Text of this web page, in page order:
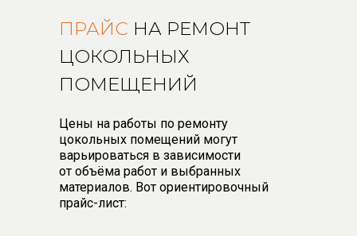
ПРАЙС НА РЕМОНТ
ЦОКОЛЬНЫХ
ПОМЕЩЕНИЙ
Цены на работы по ремонту
цокольных помещений могут
варьироваться в зависимости
от объёма работ и выбранных
материалов. Вот ориентировочный
прайс-лист: